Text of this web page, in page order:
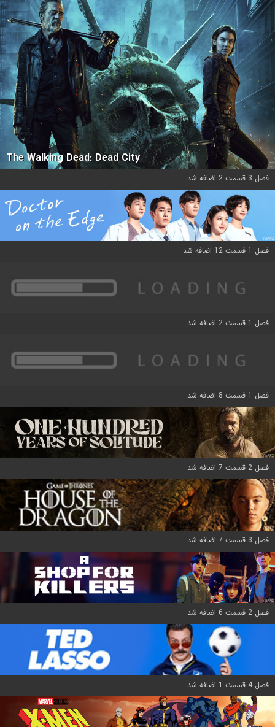
The Walking Dead: Dead City
فصل 3 قسمت 2 اضافه شد
فصل 1 قسمت 12 اضافه شد
فصل 1 قسمت 2 اضافه شد
فصل 1 قسمت 8 اضافه شد
فصل 2 قسمت 7 اضافه شد
فصل 3 قسمت 7 اضافه شد
فصل 2 قسمت 6 اضافه شد
فصل 4 قسمت 1 اضافه شد